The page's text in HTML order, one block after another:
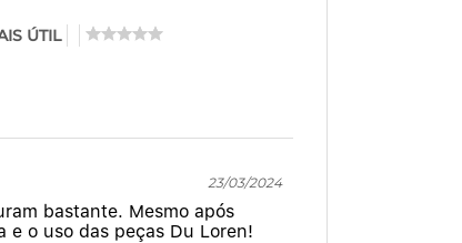
ÚTIL
23/03/2024
bastante. Mesmo após
e o uso das peças Du Loren!